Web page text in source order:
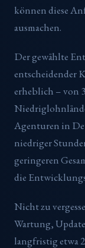
können diese
ausmachen.
Der gewählte
entscheidender
erheblich – von
Agenturen in
niedriger
geringeren
die
Nicht zu
Wartung,
langfristig etwa